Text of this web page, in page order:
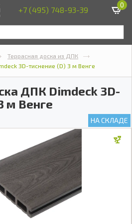
+7 (495) 748-93-39 0
Террасная доска из ДПК
3D-тиснение (D) 3 м Венге
ДПК Dimdeck 3D-
м Венге
НА СКЛАДЕ